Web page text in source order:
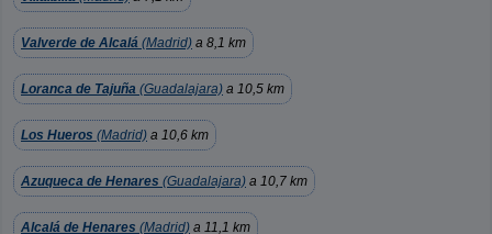
Valverde de Alcalá (Madrid) a 8,1 km
Loranca de Tajuña (Guadalajara) a 10,5 km
Los Hueros (Madrid) a 10,6 km
Azuqueca de Henares (Guadalajara) a 10,7 km
Alcalá de Henares (Madrid) a 11,1 km